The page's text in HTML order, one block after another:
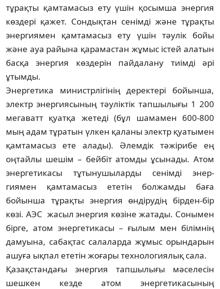
тұрақты қам­тамасыз ету үшін қосымша энергия
көздері қажет. Сондықтан сенімді және тұрақты
энергиямен қамтамасыз ету үшін тәулік бойы
және ауа райына қарамастан жұмыс істей алатын
басқа энергия көздерін пай­далану тиімді әрі
ұтымды.
Энергетика министрлігінің деректері бойынша,
электр энергиясының тәуліктік тапшылығы 1 200
мегаватт қуатқа жетеді (бұл шамамен 600-800
мың адам тұратын үлкен қаланы электр қуатымен
қамтамасыз ете алады). Әлемдік тәжірибе ең
оңтайлы шешім – бейбіт атомды ұсынады. Атом
энергетикасы тұтынушыларды сенімді энер­
гиямен қамтамасыз ететін болжамды баға
бойынша тұрақты энергия өндірудің бірден-бір
көзі. АЭС жасыл энергия көзіне жатады. Сонымен
бірге, атом энергетикасы – ғылым мен білімнің
дамуына, сабақтас салаларда жұмыс орындарын
ашуға ықпал ететін жоғары технологиялық сала.
Қазақстандағы энергия тапшылығы мәселесін
шешкен кезде атом энергети­касының